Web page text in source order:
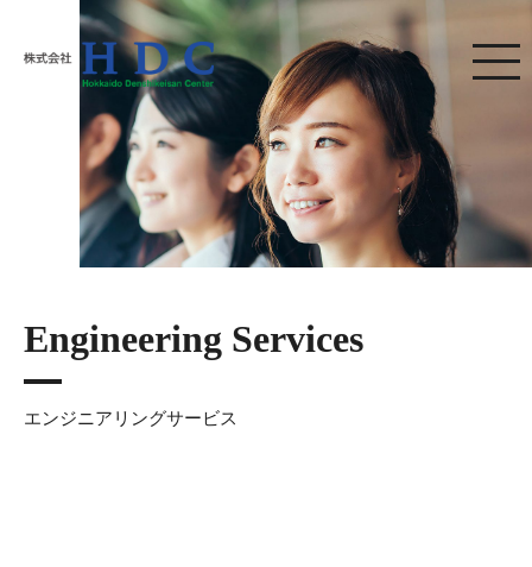
株式会社HDC
Engineering Services
エンジニアリングサービス